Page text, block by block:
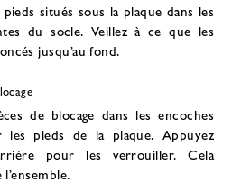
situés sous la plaque dans les
du socle. Veillez à ce que les
jusqu’au fond.
de blocage dans les encoches
les pieds de la plaque. Appuyez
pour les verrouiller. Cela